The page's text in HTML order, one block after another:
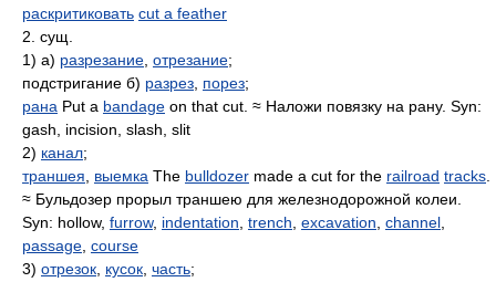
раскритиковать cut a feather
2. сущ.
1) а) разрезание отрезание;
подстригание б) разрез порез;
рана Put a bandage on that cut. ≈ Наложи повязку на рану. Syn:
gash, incision, slash, slit
2) канал;
траншея
выемка The bulldozer made a cut for the railroad tracks
≈ Бульдозер прорыл траншею для железнодорожной колеи.
Syn: hollow, furrow, indentation trench excavation channel
passage course
3) отрезок кусок часть;